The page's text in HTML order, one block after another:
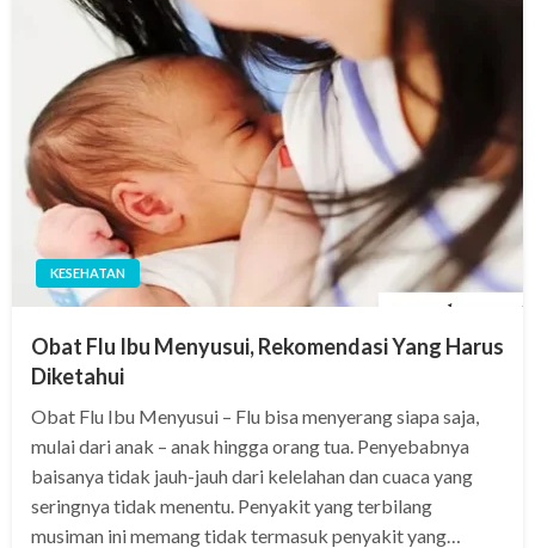
KESEHATAN
Obat Flu Ibu Menyusui, Rekomendasi Yang Harus
Diketahui
Obat Flu Ibu Menyusui – Flu bisa menyerang siapa saja,
mulai dari anak – anak hingga orang tua. Penyebabnya
baisanya tidak jauh-jauh dari kelelahan dan cuaca yang
seringnya tidak menentu. Penyakit yang terbilang
musiman ini memang tidak termasuk penyakit yang…